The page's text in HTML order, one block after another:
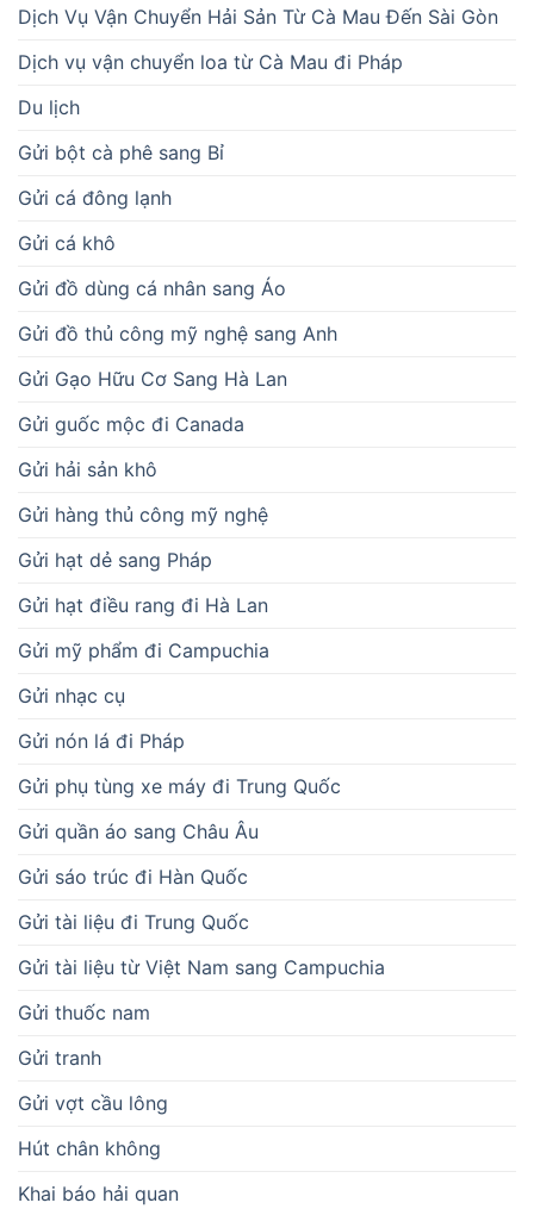
Dịch Vụ Vận Chuyển Hải Sản Từ Cà Mau Đến Sài Gòn
Dịch vụ vận chuyển loa từ Cà Mau đi Pháp
Du lịch
Gửi bột cà phê sang Bỉ
Gửi cá đông lạnh
Gửi cá khô
Gửi đồ dùng cá nhân sang Áo
Gửi đồ thủ công mỹ nghệ sang Anh
Gửi Gạo Hữu Cơ Sang Hà Lan
Gửi guốc mộc đi Canada
Gửi hải sản khô
Gửi hàng thủ công mỹ nghệ
Gửi hạt dẻ sang Pháp
Gửi hạt điều rang đi Hà Lan
Gửi mỹ phẩm đi Campuchia
Gửi nhạc cụ
Gửi nón lá đi Pháp
Gửi phụ tùng xe máy đi Trung Quốc
Gửi quần áo sang Châu Âu
Gửi sáo trúc đi Hàn Quốc
Gửi tài liệu đi Trung Quốc
Gửi tài liệu từ Việt Nam sang Campuchia
Gửi thuốc nam
Gửi tranh
Gửi vợt cầu lông
Hút chân không
Khai báo hải quan